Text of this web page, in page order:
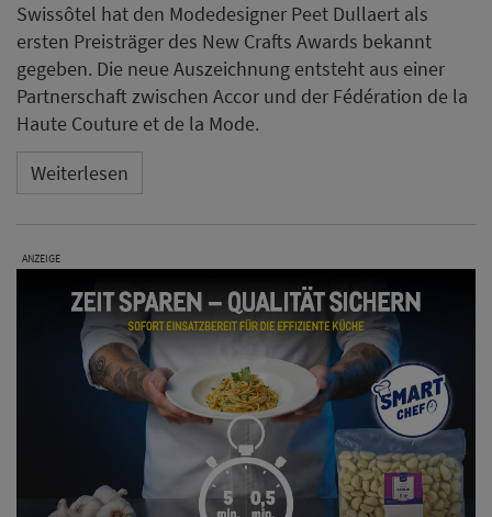
Swissôtel hat den Modedesigner Peet Dullaert als
ersten Preisträger des New Crafts Awards bekannt
gegeben. Die neue Auszeichnung entsteht aus einer
Partnerschaft zwischen Accor und der Fédération de la
Haute Couture et de la Mode.
Weiterlesen
ANZEIGE